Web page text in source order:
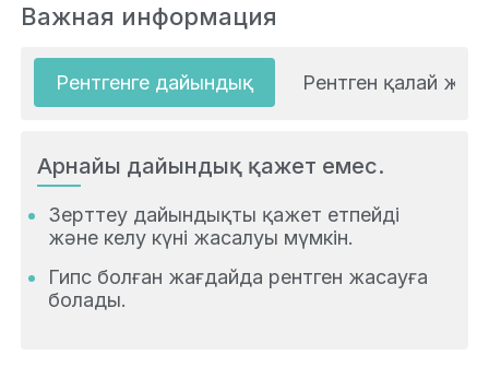
Важная информация
Рентгенге дайындық Рентген қалай
Арнайы дайындық қажет емес.
Зерттеу дайындықты қажет етпейді
және келу күні жасалуы мүмкін.
Гипс болған жағдайда рентген жасауға
болады.